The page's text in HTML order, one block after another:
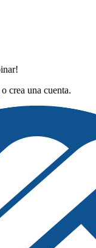
o crea una cuenta.